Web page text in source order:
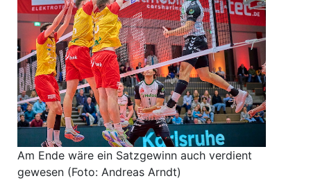
Am Ende wäre ein Satzgewinn auch verdient
gewesen (Foto: Andreas Arndt)